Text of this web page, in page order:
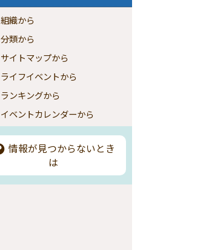
組織から
分類から
サイトマップから
ライフイベントから
ランキングから
イベントカレンダーから
情報が見つからないとき
は